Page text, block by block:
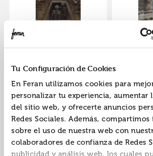
Tu Configuración de Cookies
En Feran utilizamos cookies para
personalizar tu experiencia, aumentar
del sitio web, y ofrecerte anuncios
Redes Sociales. Además,
sobre el uso de nuestra web con
colaboradores de confianza de Redes
publicidad y análisis web, los cuales
ISBN: 9788477029687
Autor:Pedraza Martínez,
Pilar
Autor:
« 1 »